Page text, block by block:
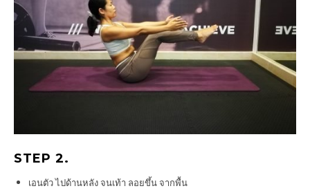
STEP 2.
เอนตัว ไปด้านหลัง จนเท้า ลอยขึ้น จากพื้น